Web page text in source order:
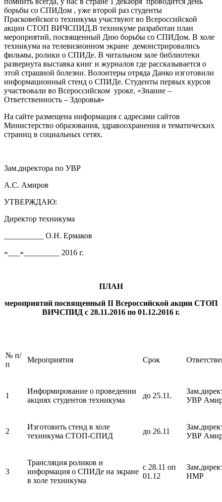
борьбы со СПИДом , уже второй раз студенты
Прасковейского техникума участвуют во Всероссийской
акции СТОП ВИЧСПИД.В техникуме разработан план
мероприятий, посвященный Дню борьбы со СПИДом. В холе
техникума на телевизионном экране демонстрировались
фильмы, ролики о СПИДе. В читальном зале библиотеки
развернута выставка книг и журналов где рассказывается о
этой страшной болезни. Волонтеры отряда Данко изготовили
информационный стенд о СПИДе. Студенты первых курсов
участвовали во Всероссийском уроке, «Знание –
Ответственность – Здоровья»
На сайте размещена информация с адресами сайтов
Министерство образования, здравоохранения и тематических
страниц в социальных сетях.
Зам.директора по УВР
А.С. Амиров
УТВЕРЖДАЮ:
Директор техникума
__________ О.Н. Ермаков
«___»_________ 2016 г.
ПЛАН
мероприятий посвященный II Всероссийской акции СТОП
ВИЧСПИД с 28.11.2016 по 01.12.2016 г.
№ п/
п
Мероприятия Срок
1
Информирование о проведении
акциях студентов техникума
до 25.11.
УВР
2
Изготовить стенд в холе
техникума СТОП-СПИД
до 26.11
УВР
3
Трансляция роликов и
информация о СПИДе на экране
в холе техникума
с 28.11 оп
01.12
НМР